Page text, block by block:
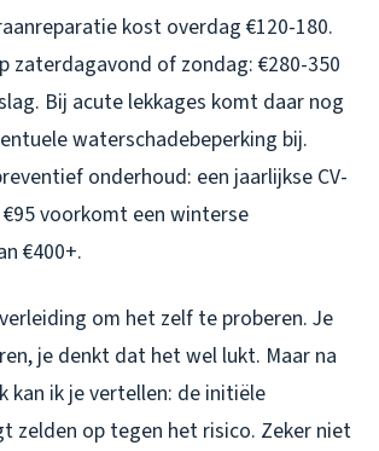
kost overdag €120-180.
zaterdagavond of zondag: €280-350
Bij acute lekkages komt daar nog
waterschadebeperking bij.
onderhoud: een jaarlijkse CV-
voorkomt een winterse
€400+.
om het zelf te proberen. Je
je denkt dat het wel lukt. Maar na
kan ik je vertellen: de initiële
zelden op tegen het risico. Zeker niet